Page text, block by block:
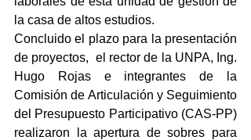
la casa de altos estudios.
Concluido el plazo para la presentación
de proyectos,  el rector de la UNPA, Ing.
Hugo Rojas e integrantes de la
Comisión de Articulación y Seguimiento
del Presupuesto Participativo (CAS-PP)
realizaron la apertura de sobres para